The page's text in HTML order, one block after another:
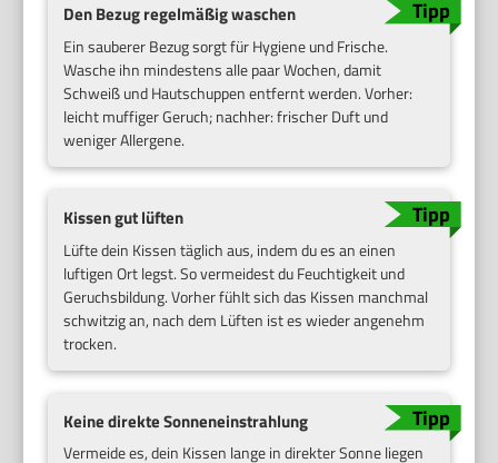
Den Bezug regelmäßig waschen
Ein sauberer Bezug sorgt für Hygiene und Frische.
Wasche ihn mindestens alle paar Wochen, damit
Schweiß und Hautschuppen entfernt werden. Vorher:
leicht muffiger Geruch; nachher: frischer Duft und
weniger Allergene.
Kissen gut lüften
Lüfte dein Kissen täglich aus, indem du es an einen
luftigen Ort legst. So vermeidest du Feuchtigkeit und
Geruchsbildung. Vorher fühlt sich das Kissen manchmal
schwitzig an, nach dem Lüften ist es wieder angenehm
trocken.
Keine direkte Sonneneinstrahlung
Vermeide es, dein Kissen lange in direkter Sonne liegen